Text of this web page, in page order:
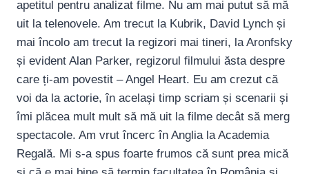
apetitul pentru analizat filme. Nu am mai putut să mă
uit la telenovele. Am trecut la Kubrik, David Lynch și
mai încolo am trecut la regizori mai tineri, la Aronfsky
și evident Alan Parker, regizorul filmului ăsta despre
care ți-am povestit – Angel Heart. Eu am crezut că
voi da la actorie, în același timp scriam și scenarii și
îmi plăcea mult mult să mă uit la filme decât să merg
spectacole. Am vrut încerc în Anglia la Academia
Regală. Mi s-a spus foarte frumos că sunt prea mică